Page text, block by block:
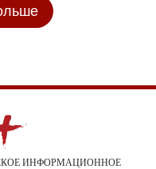
ИНФОРМАЦИОННОЕ